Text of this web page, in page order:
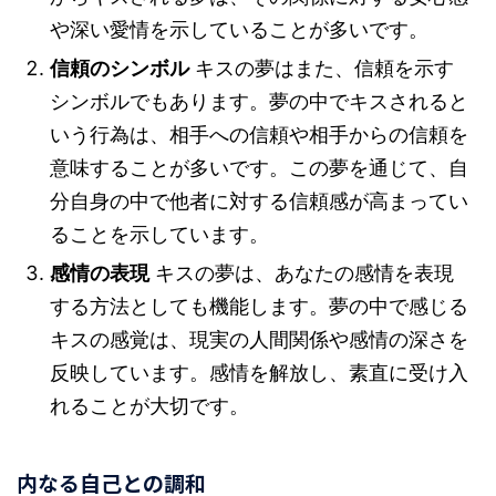
や深い愛情を示していることが多いです。
信頼のシンボルキスの夢はまた、信頼を示す
シンボルでもあります。夢の中でキスされると
いう行為は、相手への信頼や相手からの信頼を
意味することが多いです。この夢を通じて、自
分自身の中で他者に対する信頼感が高まってい
ることを示しています。
感情の表現キスの夢は、あなたの感情を表現
する方法としても機能します。夢の中で感じる
キスの感覚は、現実の人間関係や感情の深さを
反映しています。感情を解放し、素直に受け入
れることが大切です。
内なる自己との調和